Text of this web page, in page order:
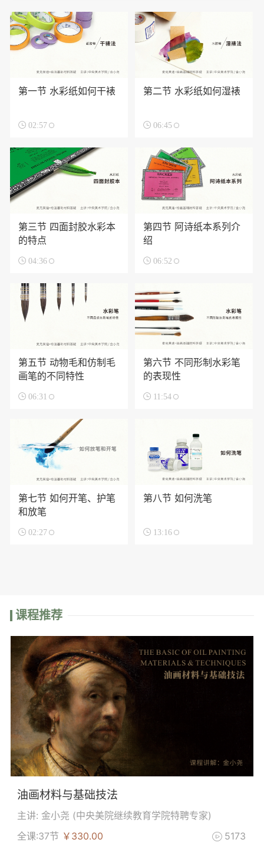
第一节 水彩纸如何干裱
 02:57
第二节 水彩纸如何湿裱
 06:45
第三节 四面封胶水彩本
的特点
 04:36
第四节 阿诗纸本系列介
绍
 06:52
第五节 动物毛和仿制毛
画笔的不同特性
 06:31
第六节 不同形制水彩笔
的表现性
 11:54
第七节 如何开笔、护笔
和放笔
 02:27
第八节 如何洗笔
 13:16
课程推荐
油画材料与基础技法
主讲: 金小尧 (中央美院继续教育学院特聘专家)
全课:37节 ￥330.00  5173